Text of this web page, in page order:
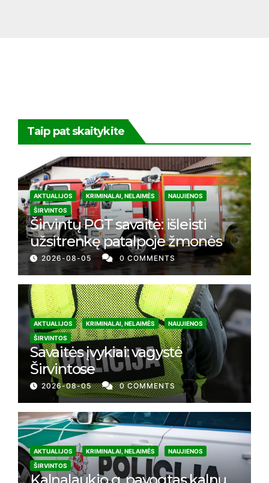
Taip pat skaitykite
AKTUALIJOS KRIMINALAI, NELAIMĖS
NAUJIENOS
ŠIRVINTOS
Širvintų PGT savaitė: išleisti
užsitrenkę patalpoje žmonės
2026-08-05 0 COMMENTS
AKTUALIJOS KRIMINALAI, NELAIMĖS
NAUJIENOS
ŠIRVINTOS
Savaitės įvykiai: vagystė
Širvintose
2026-08-05 0 COMMENTS
AKTUALIJOS KRIMINALAI, NELAIMĖS
NAUJIENOS
ŠIRVINTOS